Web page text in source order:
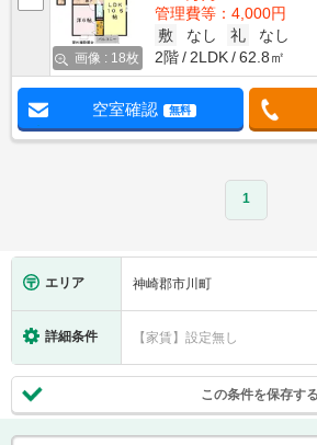
画像 : 18枚
管理費等：4,000円
敷
なし 礼
なし
2階
2LDK 62.8㎡
空室確認 無料
1
エリア 神崎郡市川町
詳細条件 【家賃】設定無し
この条件を保存する